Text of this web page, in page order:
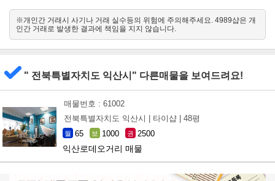
※개인간 거래시 사기나 거래 실수등의 위험에 주의해주세요. 4989샵은 개
인간 거래로 발생한 결과에 책임을 지지 않습니다.
" 전북특별자치도 익산시" 다른매물을 보여드려요!
매물번호 : 61002
전북특별자치도 익산시 |
타이샵 | 48평
월 65 보 1000 권 2500
익산로데오거리 매물